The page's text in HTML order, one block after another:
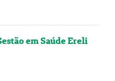
em Saúde Ereli